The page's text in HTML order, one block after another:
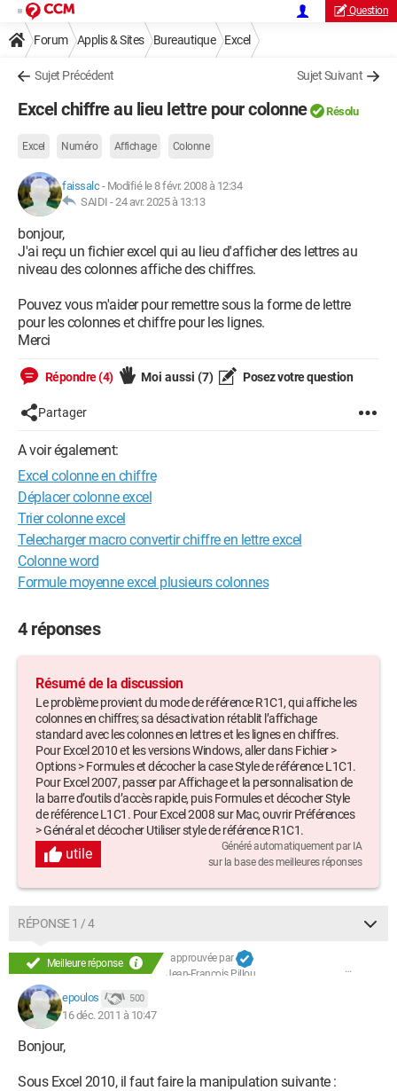
Question
Forum Applis & Sites Bureautique Excel
Sujet Précédent Sujet Suivant
Excel chiffre au lieu lettre pour colonne Résolu
Excel Numéro Affichage Colonne
faissalc- Modifié le 8 févr. 2008 à 12:34
SAIDI -24 avr. 2025 à 13:13
bonjour,
J'ai reçu un fichier excel qui au lieu d'afficher des lettres au
niveau des colonnes affiche des chiffres.
Pouvez vous m'aider pour remettre sous la forme de lettre
pour les colonnes et chiffre pour les lignes.
Merci
Répondre (4) Moi aussi (7) Posez votre question
Partager
A voir également:
Excel colonne en chiffre
Déplacer colonne excel
Trier colonne excel
Telecharger macro convertir chiffre en lettre excel
Colonne word
Formule moyenne excel plusieurs colonnes
4 réponses
Résumé de la discussion
Le problème provient du mode de référence R1C1, qui affiche les
colonnes en chiffres; sa désactivation rétablit l’affichage
standard avec les colonnes en lettres et les lignes en chiffres.
Pour Excel 2010 et les versions Windows, aller dans Fichier >
Options > Formules et décocher la case Style de référence L1C1.
Pour Excel 2007, passer par Affichage et la personnalisation de
la barre d’outils d’accès rapide, puis Formules et décocher Style
de référence L1C1. Pour Excel 2008 sur Mac, ouvrir Préférences
> Général et décocher Utiliser style de référence R1C1.
utile
Généré automatiquement par IA
sur la base des meilleures réponses
RÉPONSE 1 / 4
Meilleure réponse
approuvée par
Jean-François Pillou
epoulos 500
16 déc. 2011 à 10:47
Bonjour,
Sous Excel 2010, il faut faire la manipulation suivante :